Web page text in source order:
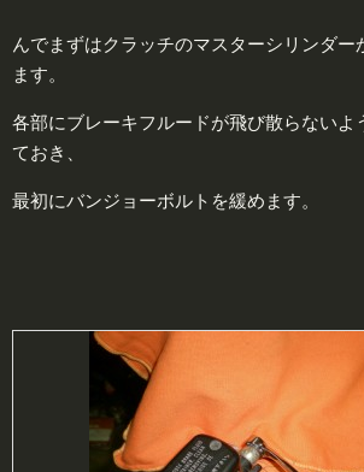
んでまずはクラッチのマスターシリンダー
ます。
各部にブレーキフルードが飛び散らないよ
ておき、
最初にバンジョーボルトを緩めます。